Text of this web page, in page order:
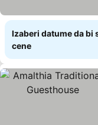
Izaberi datume da bi
cene